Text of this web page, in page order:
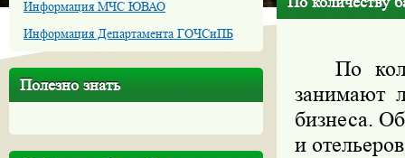
Информация МЧС ЮВАО
Информация Департамента ГОЧСиПБ
Полезно знать
По
занимают
бизнеса.
и